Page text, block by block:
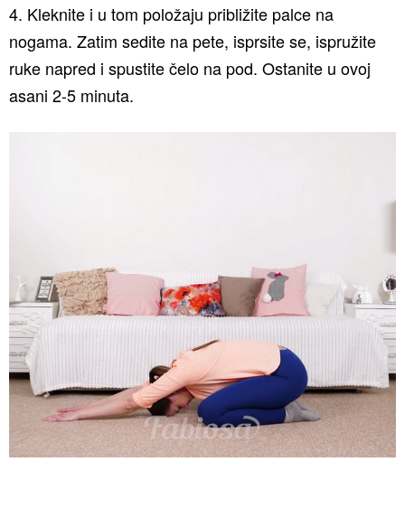
4. Kleknite i u tom položaju približite palce na
nogama. Zatim sedite na pete, isprsite se, ispružite
ruke napred i spustite čelo na pod. Ostanite u ovoj
asani 2-5 minuta.